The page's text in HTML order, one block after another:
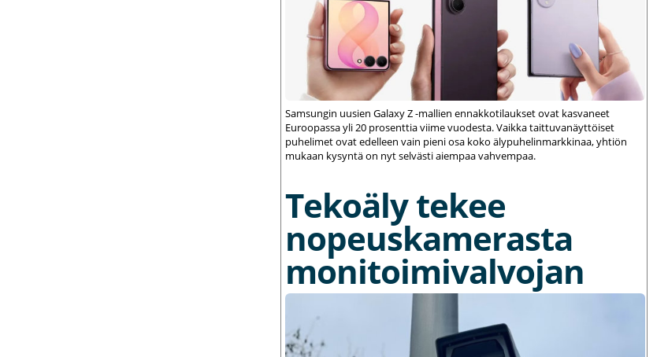
Samsungin uusien Galaxy Z -mallien ennakkotilaukset ovat kasvaneet
Euroopassa yli 20 prosenttia viime vuodesta. Vaikka taittuvanäyttöiset
puhelimet ovat edelleen vain pieni osa koko älypuhelinmarkkinaa, yhtiön
mukaan kysyntä on nyt selvästi aiempaa vahvempaa.
Tekoäly tekee
nopeuskamerasta
monitoimivalvojan